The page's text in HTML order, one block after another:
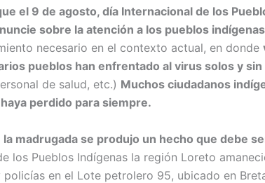
el 9 de agosto, día Internacional de los
sobre la atención a los pueblos indígenas
necesario en el contexto actual, en donde
pueblos han enfrentado al virus solos y
de salud, etc.) Muchos ciudadanos
perdido para siempre.
madrugada se produjo un hecho que debe
los Pueblos Indígenas la región Loreto
en el Lote petrolero 95, ubicado en